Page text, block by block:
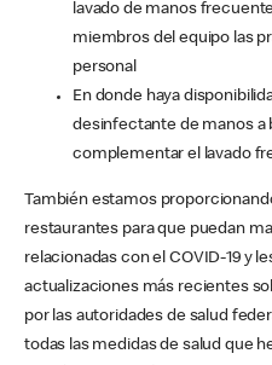
lavado de manos
miembros del equipo las
personal
En donde haya
desinfectante de manos a
complementar el lavado
También estamos
restaurantes para que puedan
relacionadas con el COVID-19 y
actualizaciones más recientes
por las autoridades de salud
todas las medidas de salud que